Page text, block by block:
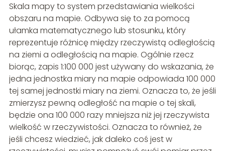
Skala mapy to system przedstawiania wielkości
obszaru na mapie. Odbywa się to za pomocą
ułamka matematycznego lub stosunku, który
reprezentuje różnicę między rzeczywistą odległością
na ziemi a odległością na mapie. Ogólnie rzecz
biorąc, zapis 1:100 000 jest używany do wskazania, że
jedna jednostka miary na mapie odpowiada 100 000
tej samej jednostki miary na ziemi. Oznacza to, że jeśli
zmierzysz pewną odległość na mapie o tej skali,
będzie ona 100 000 razy mniejsza niż jej rzeczywista
wielkość w rzeczywistości. Oznacza to również, że
jeśli chcesz wiedzieć, jak daleko coś jest w